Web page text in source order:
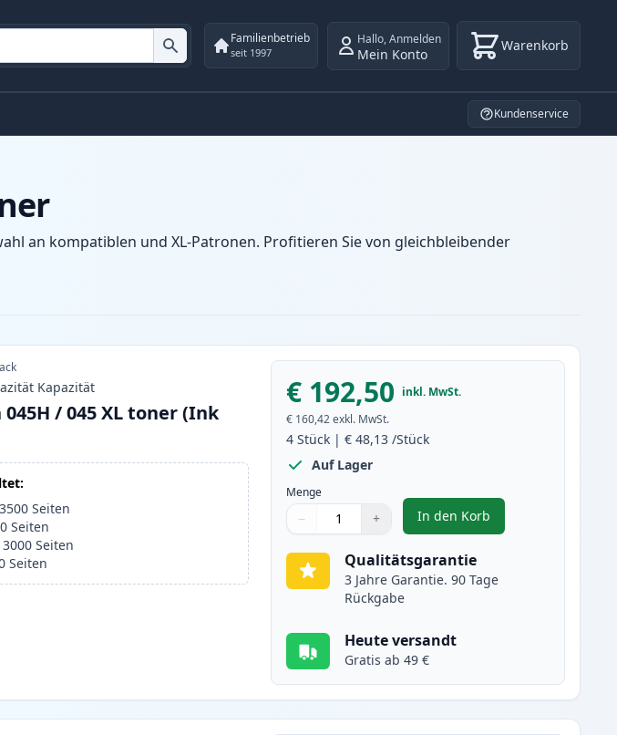
Familienbetrieb
seit 1997
Hallo,Anmelden
Mein Konto Warenkorb
Kundenservice
an kompatiblen und XL-Patronen. Profitieren Sie von gleichbleibender
Kapazität
/ 045 XL toner (Ink
3500 Seiten
Seiten
3000 Seiten
Seiten
€ 192,50 inkl. MwSt.
€ 160,42 exkl. MwSt.
4 Stück |€ 48,13 /Stück
Auf Lager
Menge
Menge
Verwenden Sie die Tasten, um anzupassen
− +
Menge 1
In den Korb
, 4 stück Canon 045H /
Qualitätsgarantie
3 Jahre Garantie. 90 Tage
Rückgabe
Heute versandt
Gratis ab 49 €